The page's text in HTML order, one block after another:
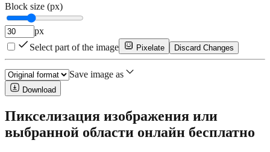
Block size (px)
px
Select part of the image
Pixelate Discard Changes
Save image as
Download
Пикселизация изображения или
выбранной области онлайн бесплатно